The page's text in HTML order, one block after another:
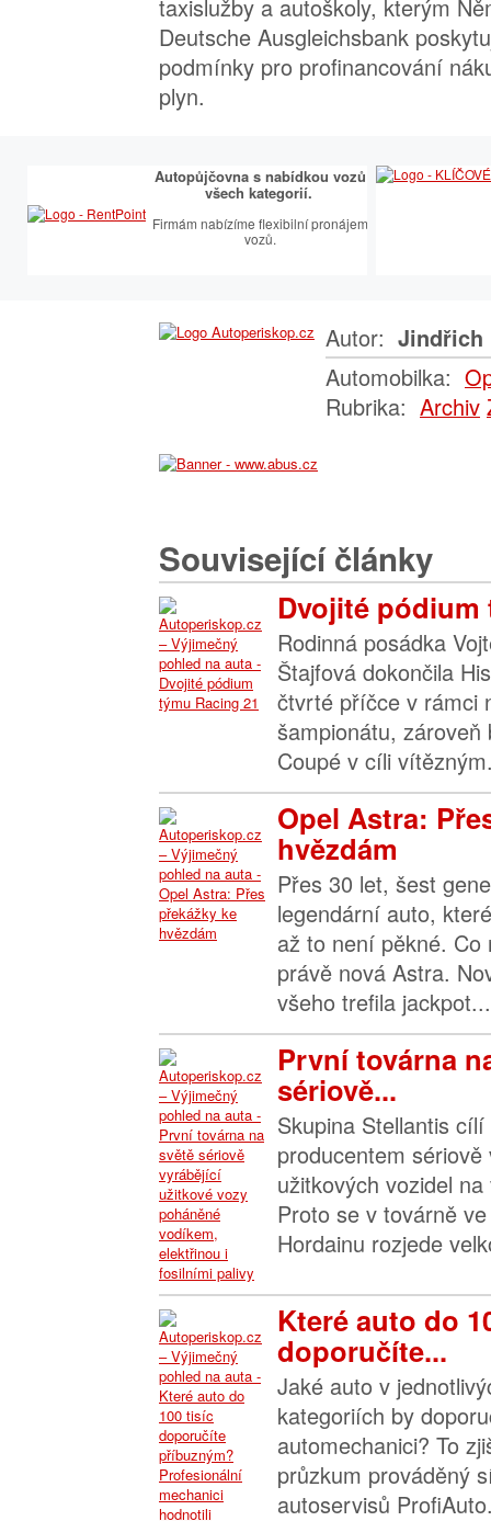
taxislužby a autoškoly, kterým
Deutsche Ausgleichsbank
podmínky pro profinancování
plyn.
Autopůjčovna s nabídkou vozů
všech kategorií.
Firmám nabízíme flexibilní pronájem
vozů.
Autor: Jindřich
Automobilka:
Rubrika: Archiv
Související články
Dvojité pódium
Rodinná posádka
Štajfová dokončila
čtvrté příčce v rámci
šampionátu,
Coupé v cíli
Opel Astra:
hvězdám
Přes 30 let, šest
legendární auto,
až to není pěkné. Co
právě nová Astra.
všeho trefila
První továrna
sériově...
Skupina Stellantis
producentem sériově
užitkových vozidel
Proto se v továrně
Hordainu rozjede
Které auto do
doporučíte...
Jaké auto v
kategoriích by
automechanici? To
průzkum prováděný
autoservisů